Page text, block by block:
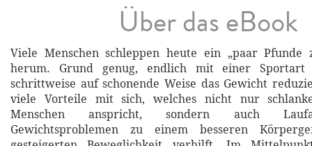
Über das eBook
Viele Menschen schleppen heute ein „paar
herum. Grund genug, endlich mit einer Sportart
schrittweise auf schonende Weise das Gewicht
viele Vorteile mit sich, welches nicht nur
Menschen anspricht, sondern auch
Gewichtsproblemen zu einem besseren